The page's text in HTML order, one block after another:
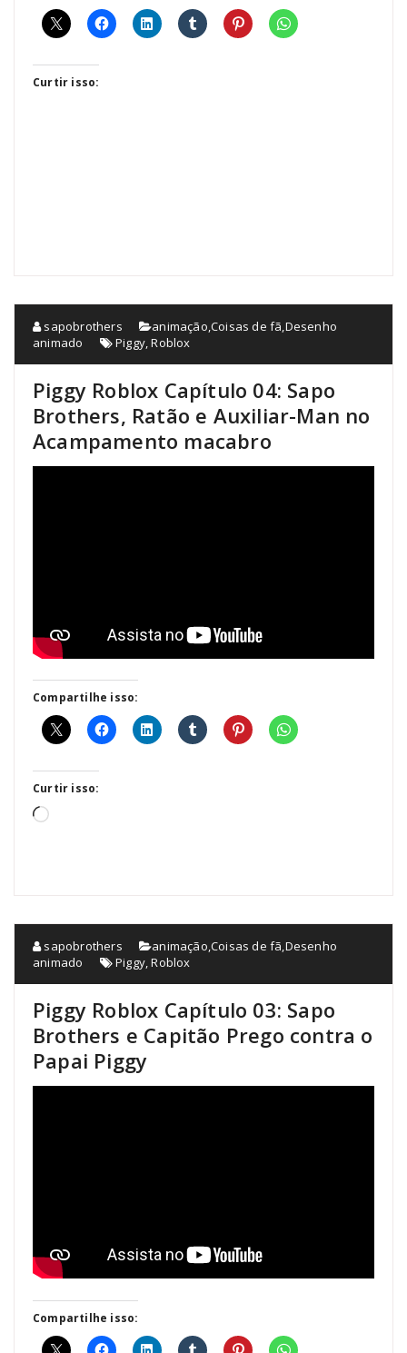
Curtir isso:
sapobrothers animação ,Coisas de fã Desenho
animado
Piggy ,Roblox
Piggy Roblox Capítulo 04: Sapo
Brothers, Ratão e Auxiliar-Man no
Acampamento macabro
Compartilhe isso:
Curtir isso:
Carregando...
sapobrothers animação,Coisas de fã,Desenho
animado
Piggy,Roblox
Piggy Roblox Capítulo 03: Sapo
Brothers e Capitão Prego contra o
Papai Piggy
Compartilhe isso: